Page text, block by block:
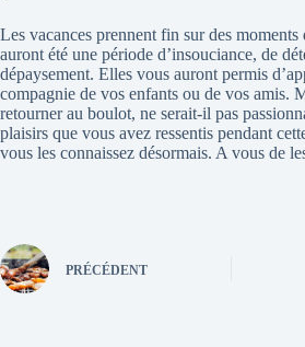
Les vacances prennent fin sur des
auront été une période d’insouciance, de
dépaysement. Elles vous auront permis
compagnie de vos enfants ou de vos amis.
retourner au boulot, ne serait-il pas
plaisirs que vous avez ressentis pendant
vous les connaissez désormais. A vous de
PRÉCÉDENT